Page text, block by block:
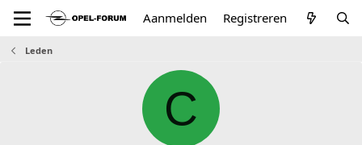
Aanmelden Registreren
Leden
C